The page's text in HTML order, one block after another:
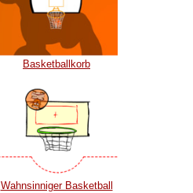
Basketballkorb
Wahnsinniger Basketball